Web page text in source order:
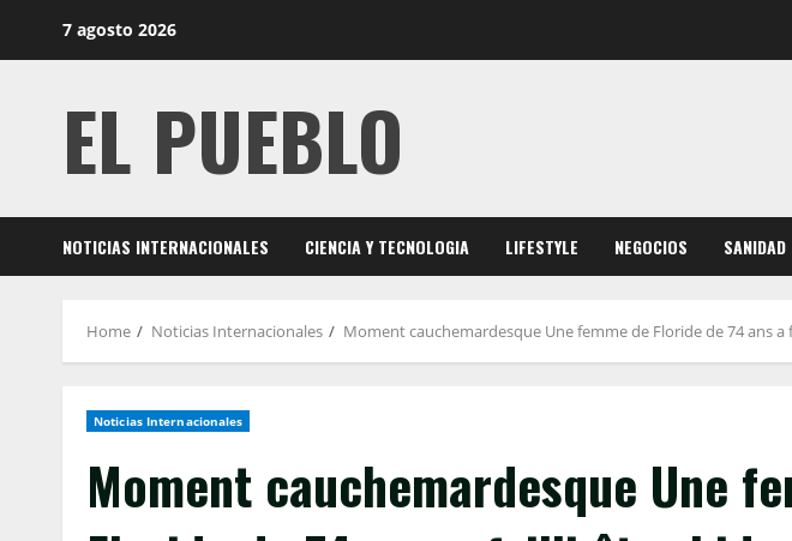
7 agosto 2026
EL PUEBLO
NOTICIAS INTERNACIONALES CIENCIA Y TECNOLOGIA LIFESTYLE NEGOCIOS SANIDAD
Home Noticias Internacionales Moment cauchemardesque Une femme de Floride de 74 ans
Noticias Internacionales
Moment cauchemardesque Une